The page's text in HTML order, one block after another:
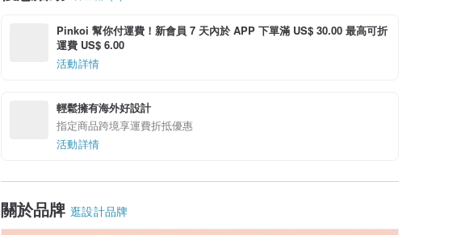
Pinkoi 幫你付運費！新會員 7 天內於 APP 下單滿 US$ 30.00 最高可折
運費 US$ 6.00
活動詳情
輕鬆擁有海外好設計
指定商品跨境享運費折抵優惠
活動詳情
關於品牌 逛設計品牌